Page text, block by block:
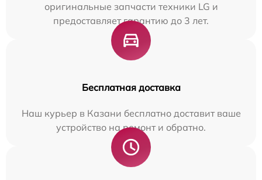
оригинальные запчасти техники LG и
предоставляет гарантию до 3 лет.
Бесплатная доставка
Наш курьер в Казани бесплатно доставит ваше
устройство на ремонт и обратно.